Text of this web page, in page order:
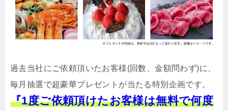
過去当社にご依頼頂いたお客様(回数、金額問わず)に、
毎月抽選で超豪華プレゼントが当たる特別企画です。
『1度ご依頼頂けたお客様は無料で何度